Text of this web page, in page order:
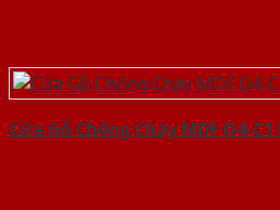
Cửa Gỗ Chống Cháy MDF O4-